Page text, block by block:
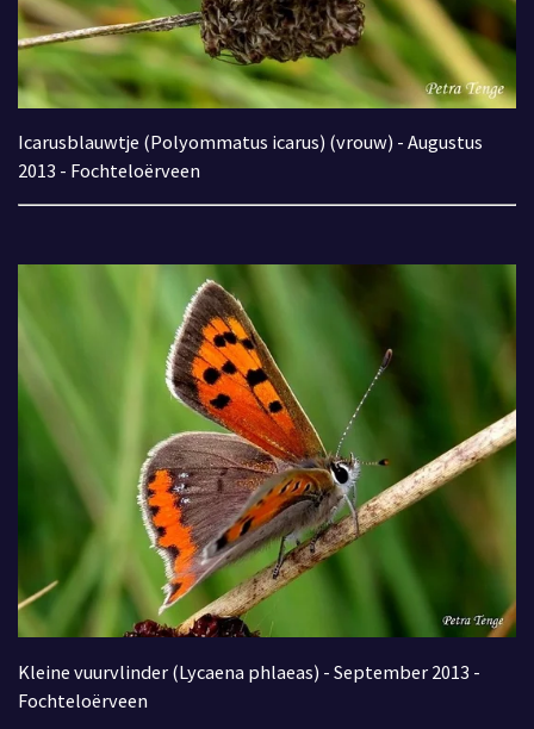
Icarusblauwtje (Polyommatus icarus) (vrouw) - Augustus
2013 - Fochteloërveen
Kleine vuurvlinder (Lycaena phlaeas) - September 2013 -
Fochteloërveen